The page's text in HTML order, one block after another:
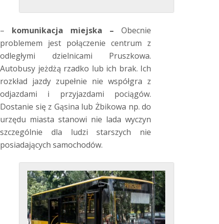
– komunikacja miejska –Obecnie
problemem jest połączenie centrum z
odległymi dzielnicami Pruszkowa.
Autobusy jeżdżą rzadko lub ich brak. Ich
rozkład jazdy zupełnie nie współgra z
odjazdami i przyjazdami pociągów.
Dostanie się z Gąsina lub Żbikowa np. do
urzędu miasta stanowi nie lada wyczyn
szczególnie dla ludzi starszych nie
posiadających samochodów.